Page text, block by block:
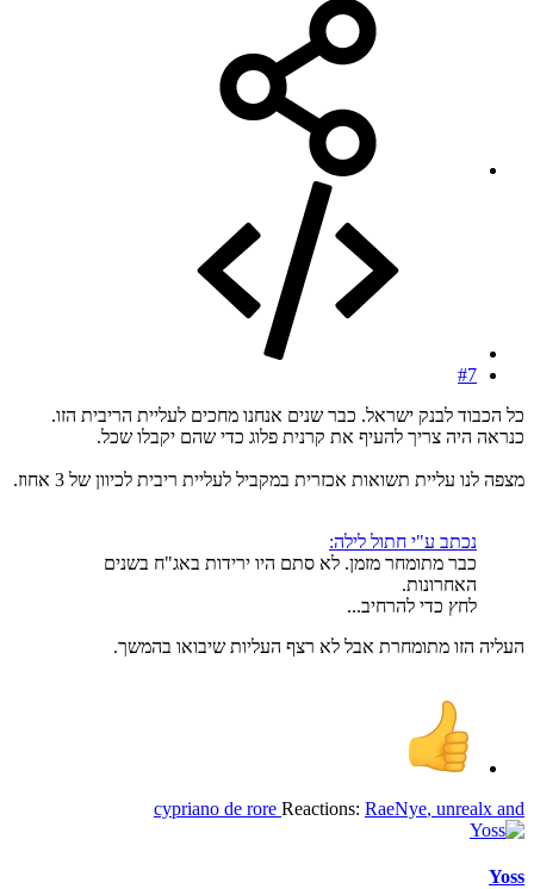
#7
כל הכבוד לבנק ישראל. כבר שנים אנחנו מחכים לעליית הריבית הזו.
כנראה היה צריך להעיף את קרנית פלוג כדי שהם יקבלו שכל.
מצפה לנו עליית תשואות אכזרית במקביל לעליית ריבית לכיוון של 3 אחוז.
נכתב ע"י חתול לילה:
כבר מתומחר מזמן. לא סתם היו ירידות באג"ח בשנים
האחרונות.
לחץ כדי להרחיב...
העליה הזו מתומחרת אבל לא רצף העליות שיבואו בהמשך.
Reactions: RaeNye, unrealx and
cypriano de rore
Yoss